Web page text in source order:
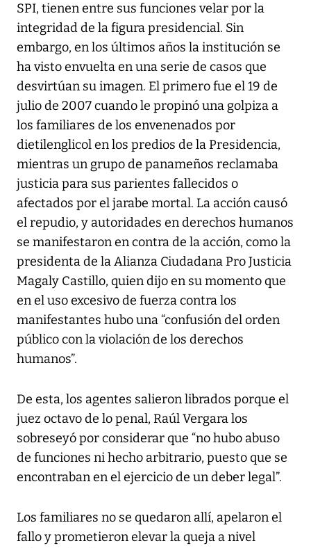
SPI, tienen entre sus funciones velar por la
integridad de la figura presidencial. Sin
embargo, en los últimos años la institución se
ha visto envuelta en una serie de casos que
desvirtúan su imagen. El primero fue el 19 de
julio de 2007 cuando le propinó una golpiza a
los familiares de los envenenados por
dietilenglicol en los predios de la Presidencia,
mientras un grupo de panameños reclamaba
justicia para sus parientes fallecidos o
afectados por el jarabe mortal. La acción causó
el repudio, y autoridades en derechos humanos
se manifestaron en contra de la acción, como la
presidenta de la Alianza Ciudadana Pro Justicia
Magaly Castillo, quien dijo en su momento que
en el uso excesivo de fuerza contra los
manifestantes hubo una “confusión del orden
público con la violación de los derechos
humanos”.
De esta, los agentes salieron librados porque el
juez octavo de lo penal, Raúl Vergara los
sobreseyó por considerar que “no hubo abuso
de funciones ni hecho arbitrario, puesto que se
encontraban en el ejercicio de un deber legal”.
Los familiares no se quedaron allí, apelaron el
fallo y prometieron elevar la queja a nivel